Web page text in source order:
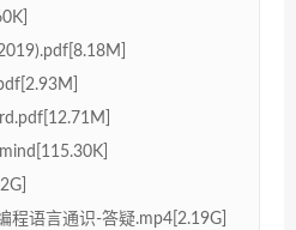
程语言通识-答疑.mp4[2.19G]